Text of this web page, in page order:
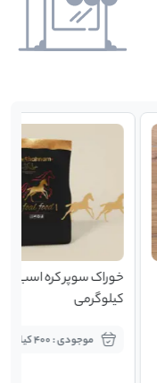
کیلوگرمی
موجودی : 400 کیلوگرم